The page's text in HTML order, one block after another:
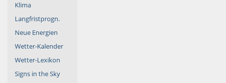
Klima
Langfristprogn.
Neue Energien
Wetter-Kalender
Wetter-Lexikon
Signs in the Sky